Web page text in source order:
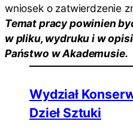
wniosek o zatwierdzenie
Temat pracy powinien
w pliku, wydruku i w
Państwo w Akademusie.
Wydział
Dzieł Sztuki